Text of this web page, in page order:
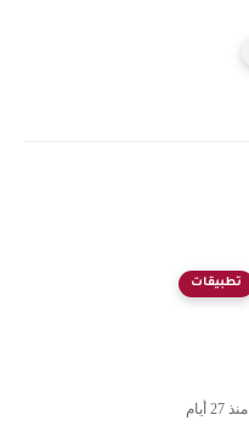
تطبيقات
منذ 27 أيام